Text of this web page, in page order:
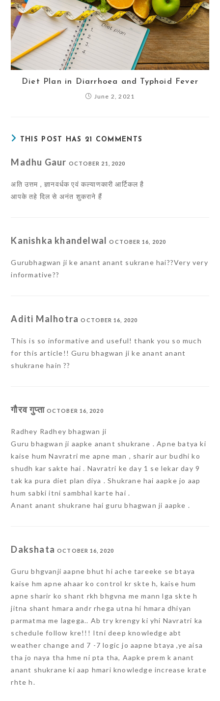
Diet Plan in Diarrhoea and Typhoid Fever
June 2, 2021
THIS POST HAS 21 COMMENTS
Madhu Gaur OCTOBER 21, 2020
अति उत्तम , ज्ञानवर्धक एवं कल्याणकारी आर्टिकल है
आपके तहे दिल से अनंत शुकराने हैं
Kanishka khandelwalOCTOBER 16, 2020
Gurubhagwan ji ke anant anant sukrane hai??Very very
informative??
Aditi MalhotraOCTOBER 16, 2020
This is so informative and useful! thank you so much
for this article!! Guru bhagwan ji ke anant anant
shukrane hain ??
गौरव गुप्ताOCTOBER 16, 2020
Radhey Radhey bhagwan ji
Guru bhagwan ji aapke anant shukrane . Apne batya ki
kaise hum Navratri me apne man , sharir aur budhi ko
shudh kar sakte hai . Navratri ke day 1 se lekar day 9
tak ka pura diet plan diya . Shukrane hai aapke jo aap
hum sabki itni sambhal karte hai .
Anant anant shukrane hai guru bhagwan ji aapke .
DakshataOCTOBER 16, 2020
Guru bhgvanji aapne bhut hi ache tareeke se btaya
kaise hm apne ahaar ko control kr skte h, kaise hum
apne sharir ko shant rkh bhgvna me mann lga skte h
jitna shant hmara andr rhega utna hi hmara dhiyan
parmatma me lagega.. Ab try krengy ki yhi Navratri ka
schedule follow kre!!! Itni deep knowledge abt
weather change and 7 -7 logic jo aapne btaya ,ye aisa
tha jo naya tha hme ni pta tha, Aapke prem k anant
anant shukrane ki aap hmari knowledge increase krate
rhte h.